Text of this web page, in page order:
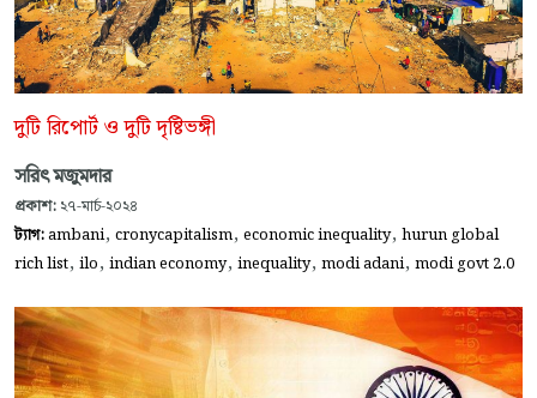
দুটি রিপোর্ট ও দুটি দৃষ্টিভঙ্গী
সরিৎ মজুমদার
প্রকাশ: ২৭-মার্চ-২০২৪
ট্যাগ:ambani, cronycapitalism, economic inequality, hurun global
rich list, ilo, indian economy, inequality, modi adani, modi govt 2.0